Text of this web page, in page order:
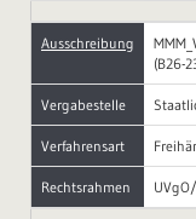
Ausschreibung
(B26-
Vergabestelle
Verfahrensart
Rechtsrahmen